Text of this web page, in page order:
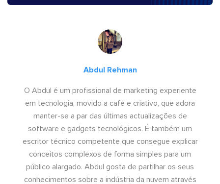
Abdul Rehman
O Abdul é um profissional de marketing experiente
em tecnologia, movido a café e criativo, que adora
manter-se a par das últimas actualizações de
software e gadgets tecnológicos. É também um
escritor técnico competente que consegue explicar
conceitos complexos de forma simples para um
público alargado. Abdul gosta de partilhar os seus
conhecimentos sobre a indústria da nuvem através